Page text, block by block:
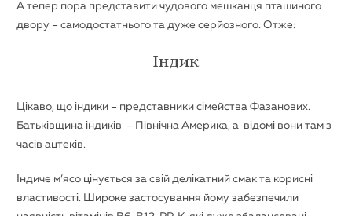
А тепер пора представити чудового мешканця пташиного
двору – самодостатнього та дуже серйозного. Отже:
Індик
Цікаво, що індики – представники сімейства Фазанових.
Батьківщина індиків – Північна Америка, а відомі вони там з
часів ацтеків.
Індиче м’ясо цінується за свій делікатний смак та корисні
властивості. Широке застосування йому забезпечили